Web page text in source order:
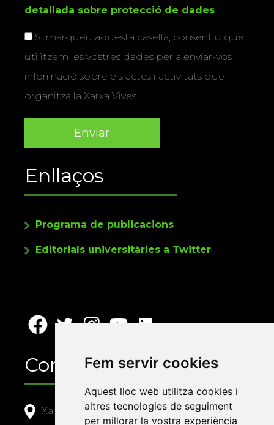
Fem servir cookies
Aquest lloc web utilitza cookies i
altres tecnologies de seguiment
per millorar la vostra experiència
detallada sobre protecció de dades
Si marqueu aquesta casella, consentiu que
utilitzem les vostres dades per a enviar-vos
informació sobre els actes i activitats que
organitza la Xarxa Vives.
Enllaços
Programa de publicacions
Editorials universitàries a Twitter
Contacte
Xarxa Vives d'Universitats